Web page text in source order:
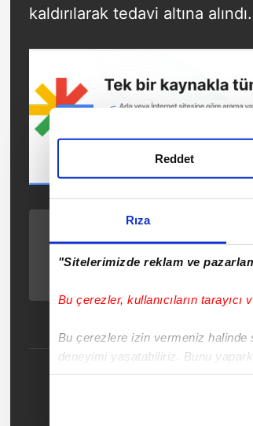
Rıza
"Sitelerimizde reklam ve
Bu çerezler, kullanıcıların tarayıcı
Bu çerezlere izin vermeniz
deneyimi yaşatabiliriz. Bunu
Reddet
kaldırılarak tedavi altına alındı.
ÖNCEKİ HABER
dev operasyon: 57